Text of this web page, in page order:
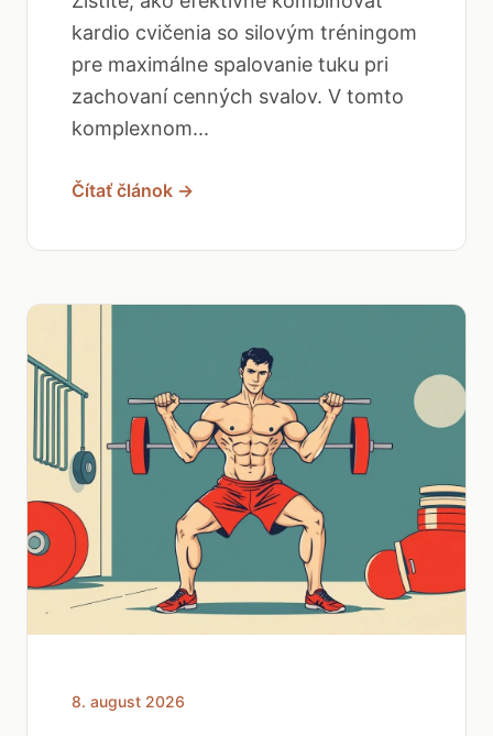
kardio cvičenia so silovým tréningom
pre maximálne spalovanie tuku pri
zachovaní cenných svalov. V tomto
komplexnom...
Čítať článok →
8. august 2026